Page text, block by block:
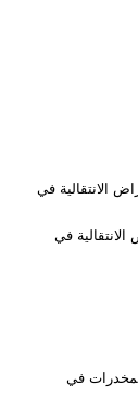
في